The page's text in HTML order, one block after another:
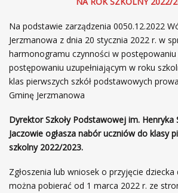
Na podstawie zarządzenia 0050.12.2022
Jerzmanowa z dnia 20 stycznia 2022 r. w
harmonogramu czynności w
postępowaniu uzupełniającym w roku
klas pierwszych szkół podstawowych
Gminę Jerzmanowa
Dyrektor Szkoły Podstawowej im. Henryka
Jaczowie ogłasza nabór uczniów do klasy
szkolny 2022/2023.
Zgłoszenia lub wniosek o przyjęcie
można pobierać od 1 marca 2022 r. ze